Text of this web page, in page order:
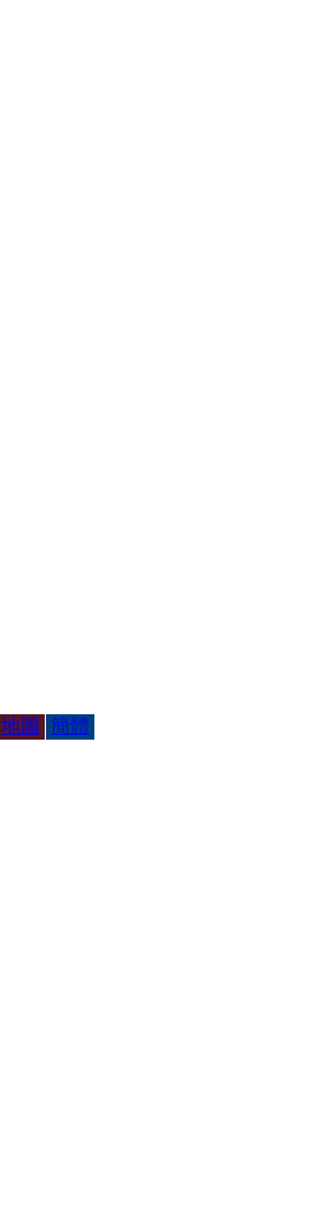
地圖 簡體